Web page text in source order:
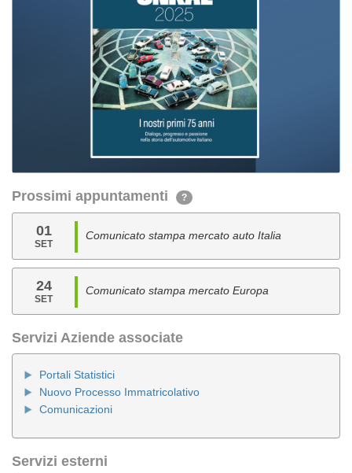
Prossimi appuntamenti ?
01
SET
Comunicato stampa mercato auto Italia
24
SET
Comunicato stampa mercato Europa
Servizi Aziende associate
Portali Statistici
Nuovo Processo Immatricolativo
Comunicazioni
Servizi esterni